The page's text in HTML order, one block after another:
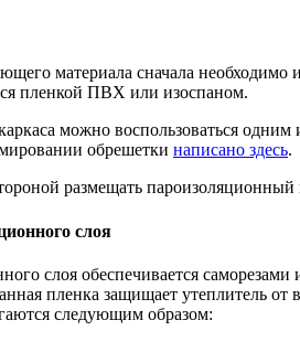
материала сначала
пленкой ПВХ или изоспаном.
можно воспользоваться
обрешетки написано здесь.
размещать
слоя
слоя обеспечивается
пленка защищает утеплитель
следующим образом: